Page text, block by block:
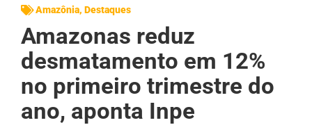
Amazônia, Destaques
Amazonas reduz
desmatamento em 12%
no primeiro trimestre do
ano, aponta Inpe